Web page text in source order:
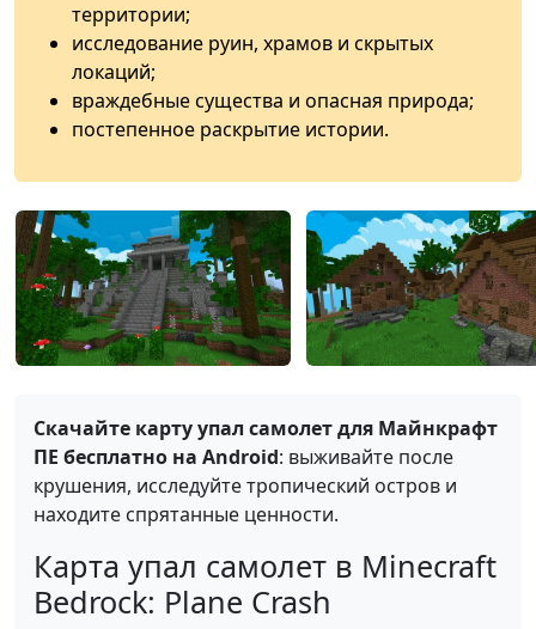
территории;
исследование руин, храмов и скрытых
локаций;
враждебные существа и опасная природа;
постепенное раскрытие истории.
Скачайте карту упал самолет для Майнкрафт
ПЕ бесплатно на Android: выживайте после
крушения, исследуйте тропический остров и
находите спрятанные ценности.
Карта упал самолет в Minecraft
Bedrock: Plane Crash